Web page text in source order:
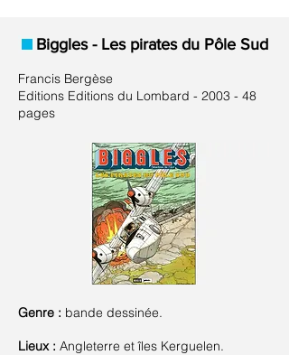
Biggles - Les pirates du Pôle Sud
Francis Bergèse
Editions Editions du Lombard - 2003 - 48
pages
Genre : bande dessinée.
Lieux : Angleterre et îles Kerguelen.